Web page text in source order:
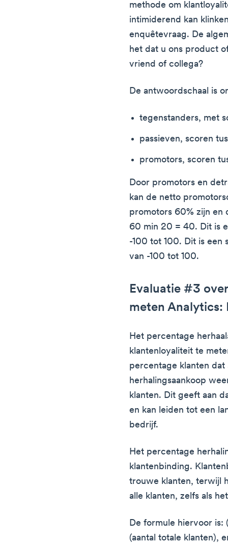
methode om
intimiderend kan
enquêtevraag. De
het dat u ons product
vriend of collega?
De antwoordschaal is
tegenstanders, met
passieven, scoren
promotors, scoren
Door promotors en
kan de netto
promotors 60% zijn en
60 min 20 = 40. Dit is
-100 tot 100. Dit is een
van -100 tot 100.
Evaluatie #3
meten Analytics:
Het percentage
klantenloyaliteit te
percentage klanten
herhalingsaankoop
klanten. Dit geeft aan
en kan leiden tot een
bedrijf.
Het percentage
klantenbinding.
trouwe klanten, terwijl
alle klanten, zelfs als
De formule hiervoor is:
(aantal totale klanten),